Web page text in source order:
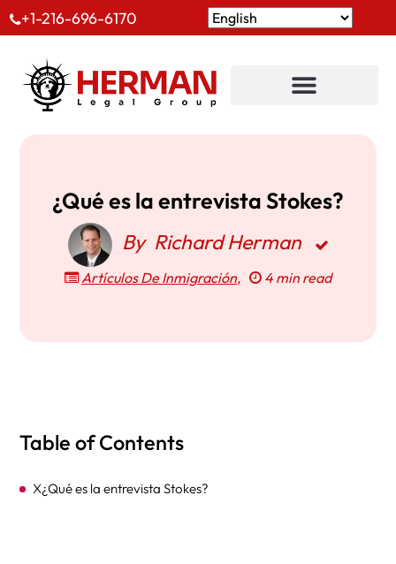
+1-216-696-6170
¿Qué es la entrevista Stokes?
By Richard Herman
Artículos De Inmigración, 4 min read
Table of Contents
X¿Qué es la entrevista Stokes?